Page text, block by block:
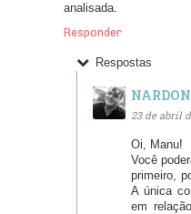
analisada.
Responder
Respostas
23 de abril
Oi, Manu!
Você
primeiro,
A única
em